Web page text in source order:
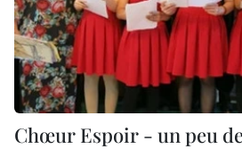
Chœur Espoir - un peu